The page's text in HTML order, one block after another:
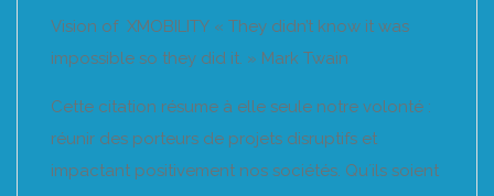
Vision of XMOBILITY « They didn’t know it was
impossible so they did it. » Mark Twain
Cette citation résume à elle seule notre volonté :
réunir des porteurs de projets disruptifs et
impactant positivement nos sociétés. Quʼils soient